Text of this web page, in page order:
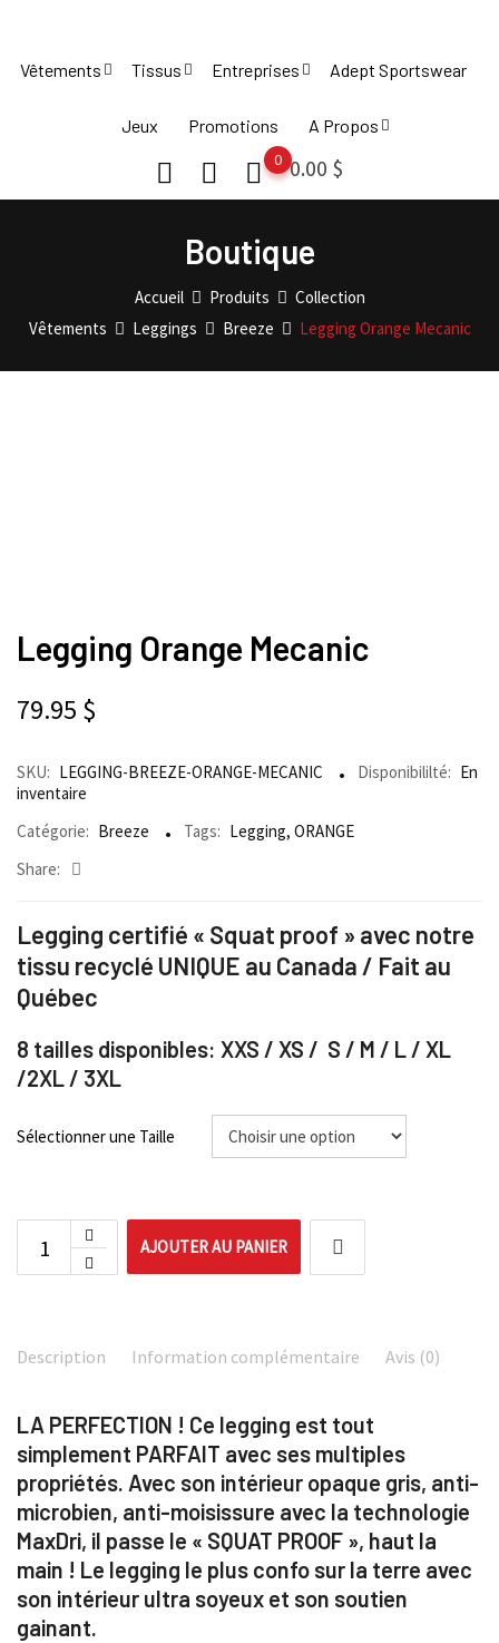
content
Vêtements Tissus Entreprises Adept Sportswear
Jeux Promotions A Propos
0.00 $
0
Boutique
Accueil Produits
Collection
Vêtements
Leggings Breeze Legging Orange Mecanic
Legging Orange Mecanic
79.95 $
SKU: LEGGING-BREEZE-ORANGE-MECANIC Disponibililté: En
inventaire
Catégorie: Breeze Tags: Legging, ORANGE
Share:
Legging certifié « Squat proof » avec notre
tissu recyclé UNIQUE au Canada / Fait au
Québec
8 tailles disponibles: XXS / XS / S / M / L / XL
/2XL / 3XL
Sélectionner une Taille
AJOUTER AU PANIER
Description Information complémentaire Avis (0)
LA PERFECTION ! Ce legging est tout
simplement PARFAIT avec ses multiples
propriétés. Avec son intérieur opaque gris, anti-
microbien, anti-moisissure avec la technologie
MaxDri, il passe le « SQUAT PROOF », haut la
main ! Le legging le plus confo sur la terre avec
son intérieur ultra soyeux et son soutien
gainant.